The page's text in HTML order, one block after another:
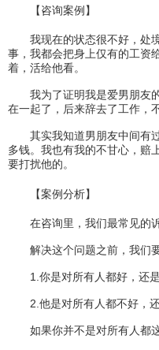
【咨询案例】
我现在的状态很不好，处境
事，我都会把身上仅有的工资
着，活给他看。
我为了证明我是爱男朋友的
在一起了，后来辞去了工作，
其实我知道男朋友中间有过
多钱。我也有我的不甘心，赔
要打扰他的。
【案例分析】
在咨询里，我们最常见的诉
解决这个问题之前，我们要
1.你是对所有人都好，还
2.他是对所有人都不好，
如果你并不是对所有人都这